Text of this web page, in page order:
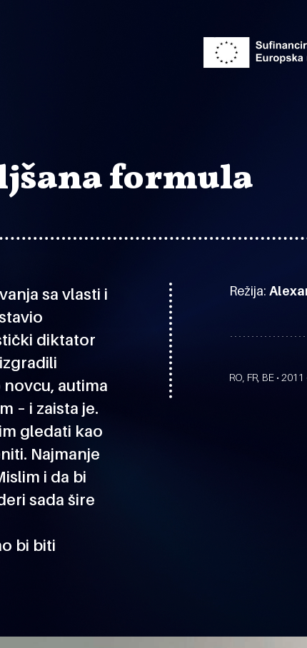
formula
sa vlasti i
diktator
autima
– i zaista je.
gledati kao
Najmanje
i da bi
sada šire
bi biti
Režija:
RO, FR, BE •